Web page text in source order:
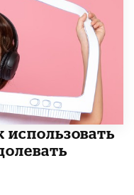
использовать